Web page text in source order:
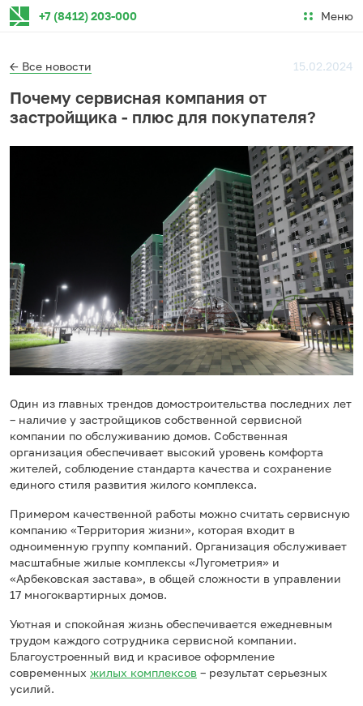
+7 (8412) 203-000 Меню
← Все новости 15.02.2024
Почему сервисная компания от
застройщика - плюс для покупателя?
Один из главных трендов домостроительства последних лет
– наличие у застройщиков собственной сервисной
компании по обслуживанию домов. Собственная
организация обеспечивает высокий уровень комфорта
жителей, соблюдение стандарта качества и сохранение
единого стиля развития жилого комплекса.
Примером качественной работы можно считать сервисную
компанию «Территория жизни», которая входит в
одноименную группу компаний. Организация обслуживает
масштабные жилые комплексы «Лугометрия» и
«Арбековская застава», в общей сложности в управлении
17 многоквартирных домов.
Уютная и спокойная жизнь обеспечивается ежедневным
трудом каждого сотрудника сервисной компании.
Благоустроенный вид и красивое оформление
современных жилых комплексов – результат серьезных
усилий.